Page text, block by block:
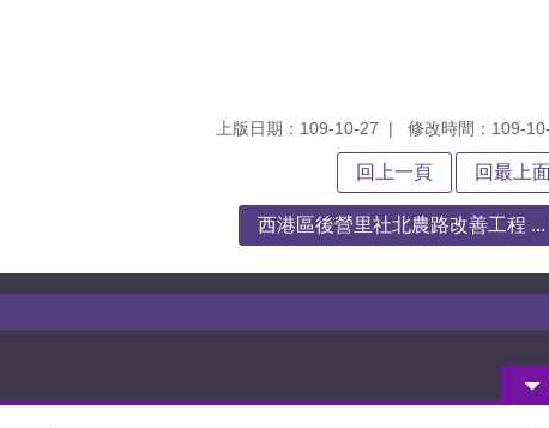
上版日期：109-10-27 修改時間：109-
回上一頁 回最上
西港區後營里社北農路改善工程 ...